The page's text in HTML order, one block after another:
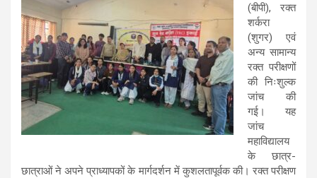
(बीपी), रक्त
शर्करा
(शुगर) एवं
अन्य सामान्य
रक्त परीक्षणों
की निःशुल्क
जांच की
गई। यह
जांच
महाविद्यालय
के छात्र-
छात्राओं ने अपने प्राध्यापकों के मार्गदर्शन में कुशलतापूर्वक की। रक्त परीक्षण